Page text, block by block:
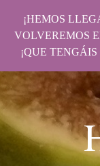
¡HEMOS
VOLVEREMOS
¡QUE